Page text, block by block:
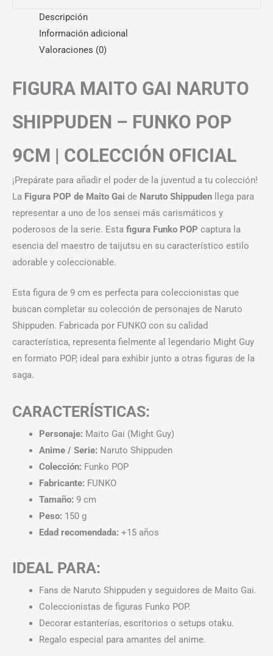
Descripción
Información adicional
Valoraciones (0)
FIGURA MAITO GAI NARUTO
SHIPPUDEN – FUNKO POP
9CM | COLECCIÓN OFICIAL
¡Prepárate para añadir el poder de la juventud a tu colección!
La Figura POP de Maito Gai de Naruto Shippuden llega para
representar a uno de los sensei más carismáticos y
poderosos de la serie. Esta figura Funko POP captura la
esencia del maestro de taijutsu en su característico estilo
adorable y coleccionable.
Esta figura de 9 cm es perfecta para coleccionistas que
buscan completar su colección de personajes de Naruto
Shippuden. Fabricada por FUNKO con su calidad
característica, representa fielmente al legendario Might Guy
en formato POP, ideal para exhibir junto a otras figuras de la
saga.
CARACTERÍSTICAS:
Personaje: Maito Gai (Might Guy)
Anime / Serie: Naruto Shippuden
Colección: Funko POP
Fabricante: FUNKO
Tamaño: 9 cm
Peso: 150 g
Edad recomendada: +15 años
IDEAL PARA:
Fans de Naruto Shippuden y seguidores de Maito Gai.
Coleccionistas de figuras Funko POP.
Decorar estanterías, escritorios o setups otaku.
Regalo especial para amantes del anime.